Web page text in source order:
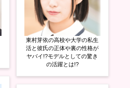
東村芽依の高校や大学の私生
活と彼氏の正体や裏の性格が
ヤバイ!?モデルとしての驚き
の活躍とは!?